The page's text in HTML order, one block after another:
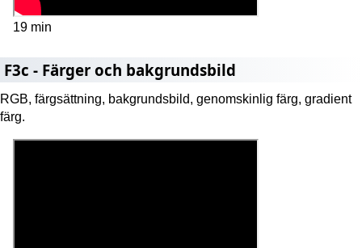
19 min
F3c - Färger och bakgrundsbild
RGB, färgsättning, bakgrundsbild, genomskinlig färg, gradient
färg.